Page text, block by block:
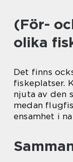
(För-
olika
Det finns
fiskeplatser.
njuta av den
medan
ensamhet i